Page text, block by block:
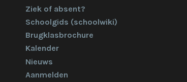
Ziek of absent?
Schoolgids (schoolwiki)
Brugklasbrochure
Kalender
Nieuws
Aanmelden